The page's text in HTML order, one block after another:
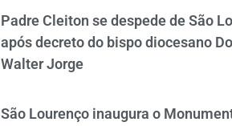
Padre Cleiton se despede de São
após decreto do bispo diocesano
Walter Jorge
São Lourenço inaugura o